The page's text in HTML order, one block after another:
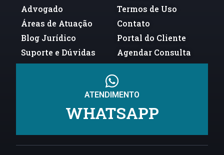
Advogado
Áreas de Atuação
Blog Jurídico
Suporte e Dúvidas
Termos de Uso
Contato
Portal do Cliente
Agendar Consulta
ATENDIMENTO
WHATSAPP